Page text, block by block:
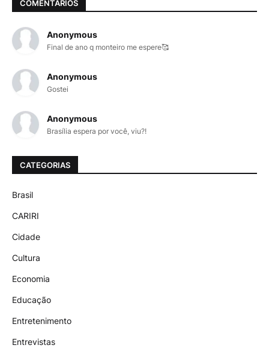
COMENTÁRIOS
Anonymous
Final de ano q monteiro me espere🥰
Anonymous
Gostei
Anonymous
Brasília espera por você, viu?!
CATEGORIAS
Brasil
CARIRI
Cidade
Cultura
Economia
Educação
Entretenimento
Entrevistas